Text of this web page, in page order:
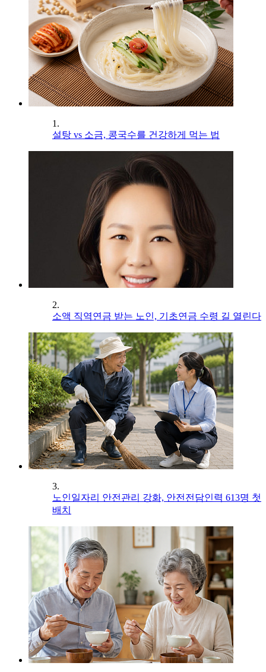
1.
설탕 vs 소금, 콩국수를 건강하게 먹는 법
2.
소액 직역연금 받는 노인, 기초연금 수령 길 열린다
3.
노인일자리 안전관리 강화, 안전전담인력 613명 첫
배치